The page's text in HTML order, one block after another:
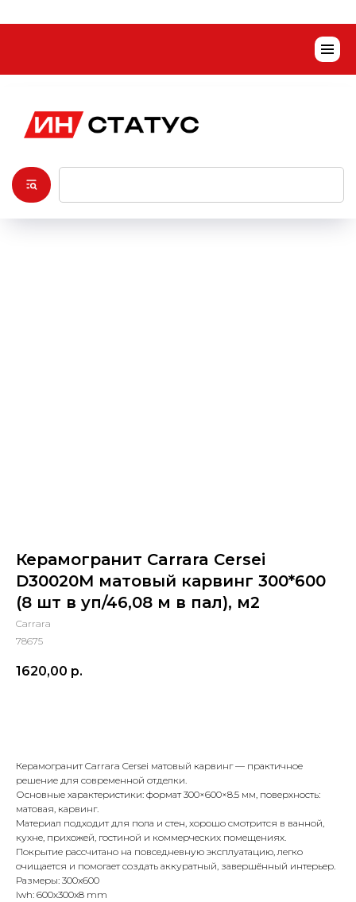
Керамогранит Carrara Cersei
D30020M матовый карвинг 300*600
(8 шт в уп/46,08 м в пал), м2
Carrara
78675
1620,00 р.
Керамогранит Carrara Cersei матовый карвинг — практичное
решение для современной отделки.
Основные характеристики: формат 300×600×8.5 мм, поверхность:
матовая, карвинг.
Материал подходит для пола и стен, хорошо смотрится в ванной,
кухне, прихожей, гостиной и коммерческих помещениях.
Покрытие рассчитано на повседневную эксплуатацию, легко
очищается и помогает создать аккуратный, завершённый интерьер.
Размеры: 300x600
lwh: 600x300x8 mm